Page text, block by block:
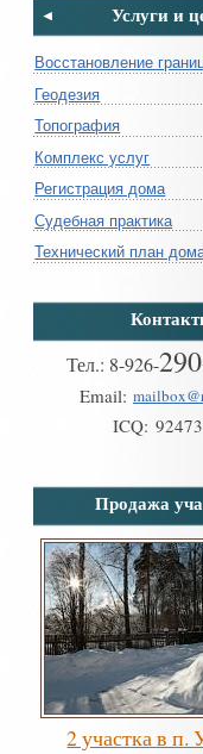
Услуги и
Восстановление
Геодезия
Топография
Комплекс услуг
Регистрация дома
Судебная практика
Технический план
Тел.: 8-926-
Email:
ICQ:
Продажа
2 участка в п.